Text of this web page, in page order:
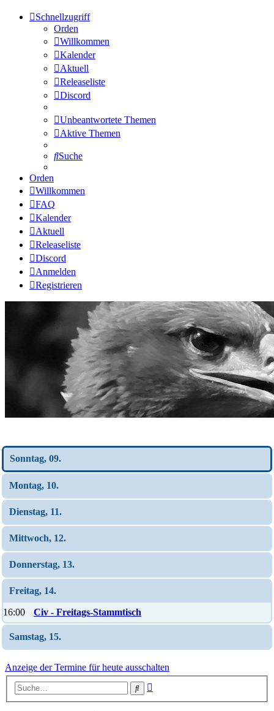
Schnellzugriff
Orden
Willkommen
Kalender
Aktuell
Releaseliste
Discord
Unbeantwortete Themen
Aktive Themen
Suche
Orden
Willkommen
FAQ
Kalender
Aktuell
Releaseliste
Discord
Anmelden
Registrieren
Sonntag, 09.
Montag, 10.
Dienstag, 11.
Mittwoch, 12.
Donnerstag, 13.
Freitag, 14.
16:00 Civ - Freitags-Stammtisch
Samstag, 15.
Anzeige der Termine für heute ausschalten
Suche